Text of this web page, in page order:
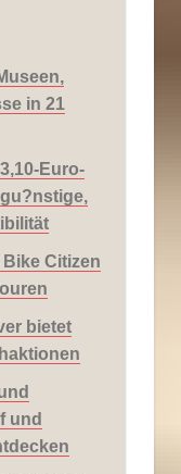
in 21
Euro-
Citizen
bietet
und